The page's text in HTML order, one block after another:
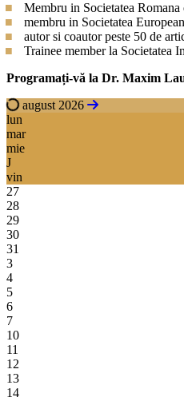
Membru in Societatea
membru in Societatea
autor si coautor peste 50 de
Trainee member la Societatea
Programați-vă la Dr. Maxim
august 2026
lun
mar
mie
J
vin
27
28
29
30
31
3
4
5
6
7
10
11
12
13
14